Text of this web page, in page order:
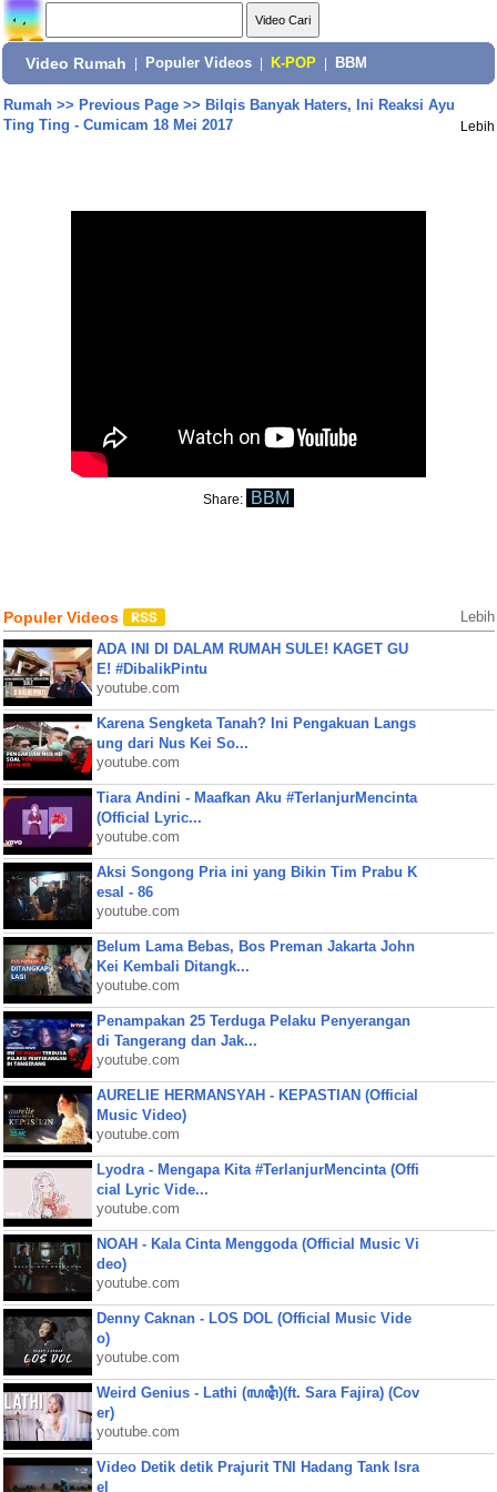
Video Rumah Populer Videos K-POP BBM
Rumah>> Previous Page>> Bilqis Banyak Haters, Ini Reaksi Ayu
Ting Ting - Cumicam 18 Mei 2017
Lebih
Share: BBM
Populer Videos Lebih
ADA INI DI DALAM RUMAH SULE! KAGET GU
E! #DibalikPintu
youtube.com
Karena Sengketa Tanah? Ini Pengakuan Langs
ung dari Nus Kei So...
youtube.com
Tiara Andini - Maafkan Aku #TerlanjurMencinta
(Official Lyric...
youtube.com
Aksi Songong Pria ini yang Bikin Tim Prabu K
esal - 86
youtube.com
Belum Lama Bebas, Bos Preman Jakarta John
Kei Kembali Ditangk...
youtube.com
Penampakan 25 Terduga Pelaku Penyerangan
di Tangerang dan Jak...
youtube.com
AURELIE HERMANSYAH - KEPASTIAN (Official
Music Video)
youtube.com
Lyodra - Mengapa Kita #TerlanjurMencinta (Offi
cial Lyric Vide...
youtube.com
NOAH - Kala Cinta Menggoda (Official Music Vi
deo)
youtube.com
Denny Caknan - LOS DOL (Official Music Vide
o)
youtube.com
Weird Genius - Lathi (ꦭꦛꦶ)(ft. Sara Fajira) (Cov
er)
youtube.com
Video Detik detik Prajurit TNI Hadang Tank Isra
el